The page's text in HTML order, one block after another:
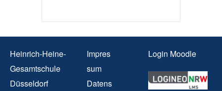
Heinrich-Heine-
Gesamtschule
Düsseldorf
Impres
sum
Datens
Login Moodle